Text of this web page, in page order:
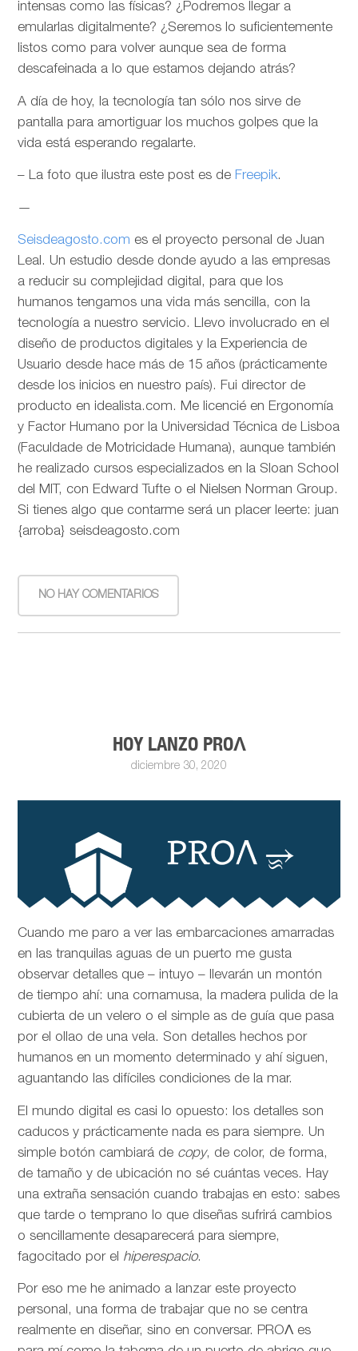
intensas como las físicas? ¿Podremos llegar a
emularlas digitalmente? ¿Seremos lo suficientemente
listos como para volver aunque sea de forma
descafeinada a lo que estamos dejando atrás?
A día de hoy, la tecnología tan sólo nos sirve de
pantalla para amortiguar los muchos golpes que la
vida está esperando regalarte.
– La foto que ilustra este post es de Freepik.
—
Seisdeagosto.com es el proyecto personal de Juan
Leal. Un estudio desde donde ayudo a las empresas
a reducir su complejidad digital, para que los
humanos tengamos una vida más sencilla, con la
tecnología a nuestro servicio. Llevo involucrado en el
diseño de productos digitales y la Experiencia de
Usuario desde hace más de 15 años (prácticamente
desde los inicios en nuestro país). Fui director de
producto en idealista.com. Me licencié en Ergonomía
y Factor Humano por la Universidad Técnica de Lisboa
(Faculdade de Motricidade Humana), aunque también
he realizado cursos especializados en la Sloan School
del MIT, con Edward Tufte o el Nielsen Norman Group.
Si tienes algo que contarme será un placer leerte: juan
{arroba} seisdeagosto.com
NO HAY COMENTARIOS
HOY LANZO PROΛ
diciembre 30, 2020
Cuando me paro a ver las embarcaciones amarradas
en las tranquilas aguas de un puerto me gusta
observar detalles que – intuyo – llevarán un montón
de tiempo ahí: una cornamusa, la madera pulida de la
cubierta de un velero o el simple as de guía que pasa
por el ollao de una vela. Son detalles hechos por
humanos en un momento determinado y ahí siguen,
aguantando las difíciles condiciones de la mar.
El mundo digital es casi lo opuesto: los detalles son
caducos y prácticamente nada es para siempre. Un
simple botón cambiará de copy, de color, de forma,
de tamaño y de ubicación no sé cuántas veces. Hay
una extraña sensación cuando trabajas en esto: sabes
que tarde o temprano lo que diseñas sufrirá cambios
o sencillamente desaparecerá para siempre,
fagocitado por el hiperespacio.
Por eso me he animado a lanzar este proyecto
personal, una forma de trabajar que no se centra
realmente en diseñar, sino en conversar. PROΛ es